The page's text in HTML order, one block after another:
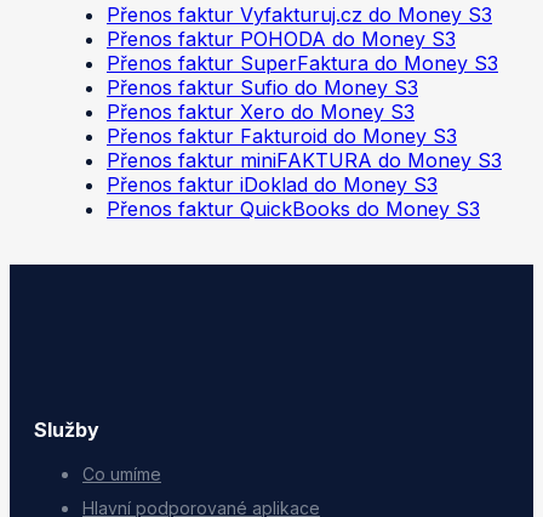
Přenos faktur Vyfakturuj.cz do Money S3
Přenos faktur POHODA do Money S3
Přenos faktur SuperFaktura do Money S3
Přenos faktur Sufio do Money S3
Přenos faktur Xero do Money S3
Přenos faktur Fakturoid do Money S3
Přenos faktur miniFAKTURA do Money S3
Přenos faktur iDoklad do Money S3
Přenos faktur QuickBooks do Money S3
Služby
Co umíme
Hlavní podporované aplikace